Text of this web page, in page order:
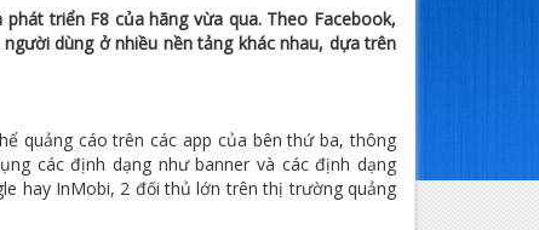
triển F8 của hãng vừa qua. Theo Facebook,
dùng ở nhiều nền tảng khác nhau, dựa trên
quảng cáo trên các app của bên thứ ba, thông
các định dạng như banner và các định dạng
hay InMobi, 2 đối thủ lớn trên thị trường quảng